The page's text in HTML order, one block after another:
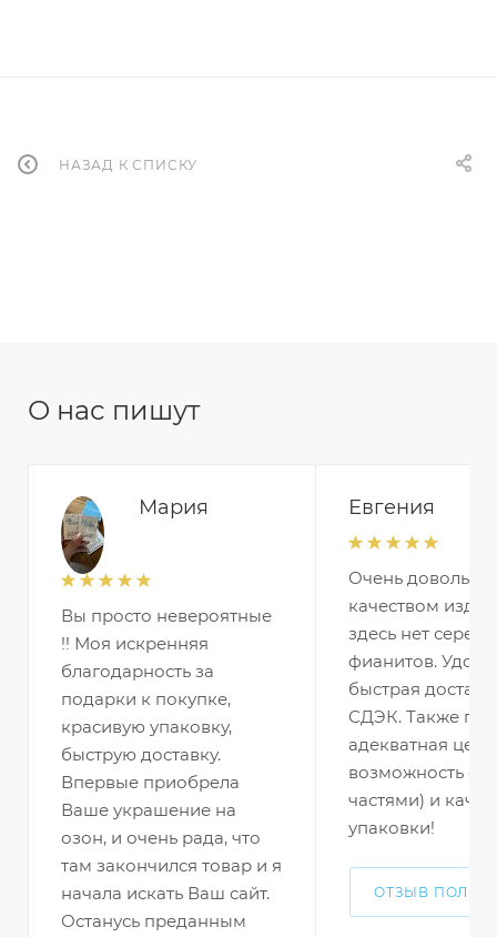
НАЗАД К СПИСКУ
О нас пишут
Мария
Вы просто невероятные
!! Моя искренняя
благодарность за
подарки к покупке,
красивую упаковку,
быструю доставку.
Впервые приобрела
Ваше украшение на
озон, и очень рада, что
там закончился товар и я
начала искать Ваш сайт.
Останусь преданным
Евгения
Очень довольна
качеством
здесь нет
фианитов.
быстрая
СДЭК. Также
адекватная цена
возможность
частями) и
упаковки!
ОТЗЫВ